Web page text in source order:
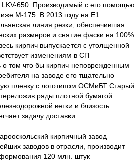
LKV-650. Производимый с его помощью
М-175. В 2013 году на Е1
линия резки, обеспечившая
размеров и снятие фаски на 100%
кирпич выпускается с утолщенной
изменениям в СП
о том что бы кирпич неповрежденным
на заводе его тщательно
пленку с логотипом ОСМиБТ Старый
ряды плотной бумагой.
ветки и близость
задачу доставки.
кирпичный завод
заводов в отрасли, производит
120 млн. штук